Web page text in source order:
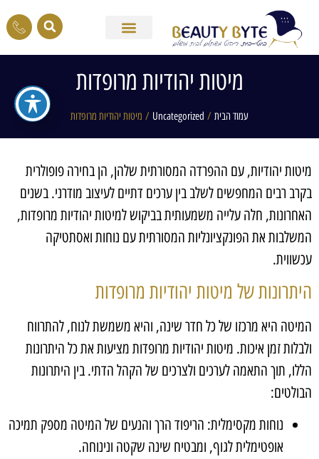
מיטות יהודיות מרופדות
עמוד הבית /
Uncategorized / מיטות יהודיות מרופדות
מיטות יהודיות, עם ההפרדה המסורתית שלהן, הן בחירה פופולרית
בקרב רבים המחפשים לשלב בין ערכים דתיים לעיצוב מודרני. בשנים
האחרונות, חלה עלייה משמעותית בביקוש למיטות יהודיות מרופדות,
המשלבות את הפונקציונליות המסורתית עם נוחות ואסתטיקה
עכשווית.
היתרונות של מיטות יהודיות מרופדות
המיטה היא מרכזו של כל חדר שינה, והיא משמשת לנוח, להתרווח
ולבלות זמן איכות. מיטות יהודיות מרופדות מציעות את כל היתרונות
הללו, תוך התאמה לערכים ולצרכים של הקהל הדתי. בין היתרונות
הבולטים:
נוחות מקסימלית: הריפוד הרך והנעים של המיטה מספק תמיכה
אופטימלית לגוף, ומבטיח שינה שקטה ונינוחה.